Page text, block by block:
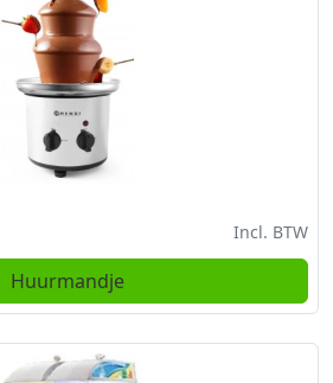
Incl. BTW
Huurmandje